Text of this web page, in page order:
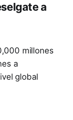
a
millones
a
global